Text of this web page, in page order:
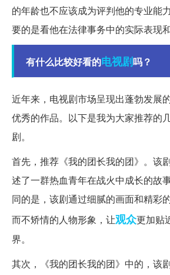
的年龄也不应该成为评判他的专业能
要的是看他在法律事务中的实际表现
有什么比较好看的电视剧吗？
近年来，电视剧市场呈现出蓬勃发展
优秀的作品。以下是我为大家推荐的
剧。
首先，推荐《我的团长我的团》。该
述了一群热血青年在战火中成长的故
同的是，该剧通过细腻的画面和精彩
而不矫情的人物形象，让观众更加贴
界。
其次，《我的团长我的团》中的，该